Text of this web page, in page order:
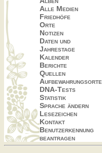
Alle Medien
Friedhöfe
Orte
Notizen
Daten und
Jahrestage
Kalender
Berichte
Quellen
Aufbewahrungsorte
DNA-Tests
Statistik
Sprache ändern
Lesezeichen
Kontakt
Benutzerkennung
beantragen